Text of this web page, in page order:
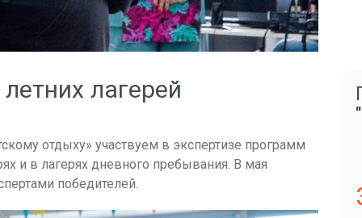
лагерей
отдыху» участвуем в экспертизе программ
и в лагерях дневного пребывания. В мая
победителей.